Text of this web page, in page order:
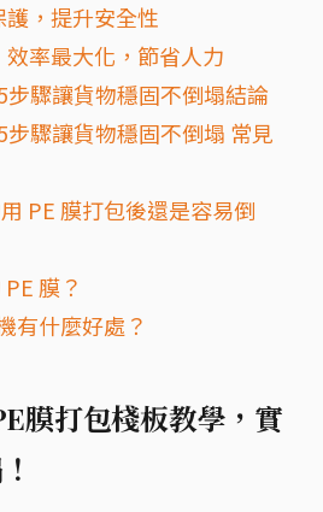
，提升安全性
率最大化，節省人力
步驟讓貨物穩固不倒塌結論
步驟讓貨物穩固不倒塌 常見
PE 膜打包後還是容易倒
膜？
有什麼好處？
膜打包棧板教學，實